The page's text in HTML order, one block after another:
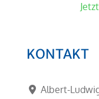
KONTAKT
Albert-